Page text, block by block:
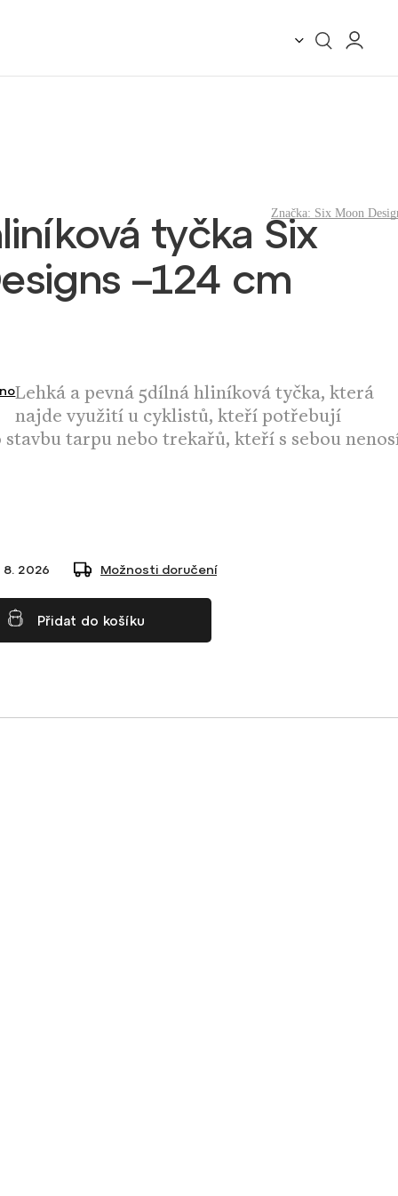
tyčka Six
–⁠⁠⁠⁠⁠⁠⁠⁠⁠⁠⁠⁠⁠⁠⁠ 124 cm
Lehká a pevná 5dílná hliníková tyčka, která
najde využití u cyklistů, kteří potřebují
tarpu nebo trekařů, kteří s sebou
Značka: Six Moon
8. 2026 Možnosti doručení
Přidat do košíku